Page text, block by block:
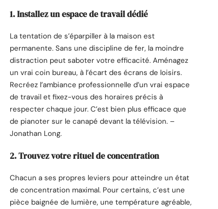
1. Installez un espace de travail dédié
La tentation de s’éparpiller à la maison est
permanente. Sans une discipline de fer, la moindre
distraction peut saboter votre efficacité. Aménagez
un vrai coin bureau, à l’écart des écrans de loisirs.
Recréez l’ambiance professionnelle d’un vrai espace
de travail et fixez-vous des horaires précis à
respecter chaque jour. C’est bien plus efficace que
de pianoter sur le canapé devant la télévision. –
Jonathan Long.
2. Trouvez votre rituel de concentration
Chacun a ses propres leviers pour atteindre un état
de concentration maximal. Pour certains, c’est une
pièce baignée de lumière, une température agréable,